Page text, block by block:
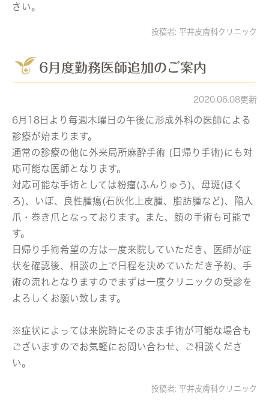
さい。
投稿者: 平井皮膚科クリニック
6月度勤務医師追加のご案内
2020.06.08更新
6月18日より毎週木曜日の午後に形成外科の医師による
診療が始まります。
通常の診療の他に外来局所⿇酔⼿術 (日帰り手術)にも対
応可能な医師となります。
対応可能な手術としては粉瘤(ふんりゅう)、⺟斑(ほく
ろ)、いぼ、良性腫瘍(石灰化上皮腫、脂肪腫など)、陥⼊
⽖・巻き⽖となっております。また、顔の手術も可能で
す。
日帰り手術希望の方は一度来院していただき、医師が症
状を確認後、相談の上で日程を決めていただき予約、手
術の流れとなりますのでまずは一度クリニックの受診を
よろしくお願い致します。
※症状によっては来院時にそのまま手術が可能な場合も
ございますのでお気軽にお問い合わせ、ご相談くださ
い。
投稿者: 平井皮膚科クリニック